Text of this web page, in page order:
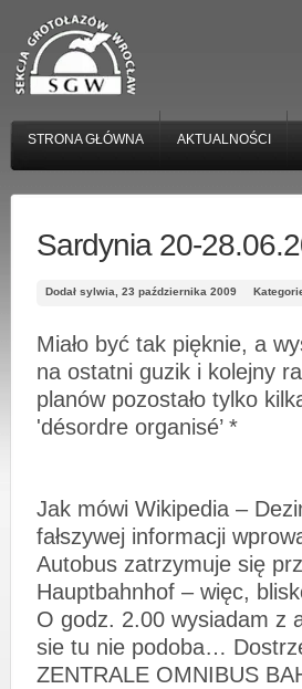
STRONA GŁÓWNA AKTUALNOŚCI
Sardynia 20-
Dodał sylwia, 23 października 2009
Miało być tak pięknie, a
na ostatni guzik i kolejny
planów pozostało tylko
'désordre organisé’ *
Jak mówi Wikipedia –
fałszywej informacji
Autobus zatrzymuje się
Hauptbahnhof – więc,
O godz. 2.00 wysiadam z
sie tu nie podoba…
ZENTRALE OMNIBUS